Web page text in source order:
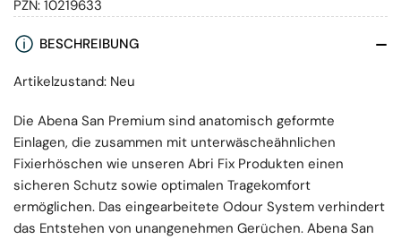
PZN: 10219633
BESCHREIBUNG
Artikelzustand: Neu
Die Abena San Premium sind anatomisch geformte
Einlagen, die zusammen mit unterwäscheähnlichen
Fixierhöschen wie unseren Abri Fix Produkten einen
sicheren Schutz sowie optimalen Tragekomfort
ermöglichen. Das eingearbeitete Odour System verhindert
das Entstehen von unangenehmen Gerüchen. Abena San